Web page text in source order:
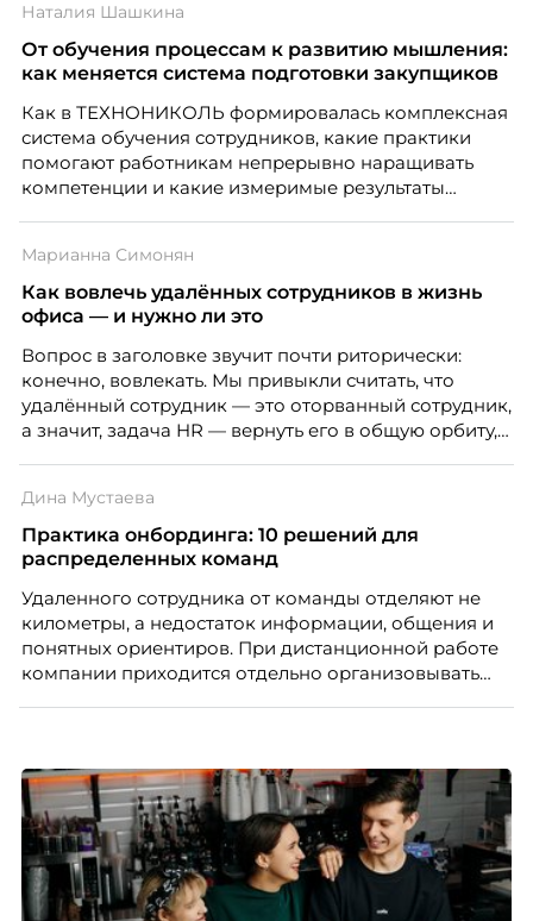
Наталия Шашкина
От обучения процессам к развитию мышления:
как меняется система подготовки закупщиков
Как в ТЕХНОНИКОЛЬ формировалась комплексная
система обучения сотрудников, какие практики
помогают работникам непрерывно наращивать
компетенции и какие измеримые результаты
закупкам направления «Минеральная изоляция»
компании ТЕХНОНИКОЛЬ.
Марианна Симонян
Как вовлечь удалённых сотрудников в жизнь
офиса — и нужно ли это
Вопрос в заголовке звучит почти риторически:
конечно, вовлекать. Мы привыкли считать, что
удалённый сотрудник — это оторванный сотрудник,
а значит, задача HR — вернуть его в общую орбиту,
вовлечения, стоит остановиться на неудобном
факте: данные говорят ровно обратное тому, что
подсказывает интуиция. Автор свежего выпуска
People Analytics, приглашённый лектор НИУ ВШЭ и
МИФИ, автор книги «Дао женской карьеры».
Дина Мустаева
Практика онбординга: 10 решений для
распределенных команд
Удаленного сотрудника от команды отделяют не
километры, а недостаток информации, общения и
понятных ориентиров. При дистанционной работе
компании приходится отдельно организовывать
рассказывает, как выстроить адаптацию
распределенной команды без лишнего контроля и
бесконечных созвонов.